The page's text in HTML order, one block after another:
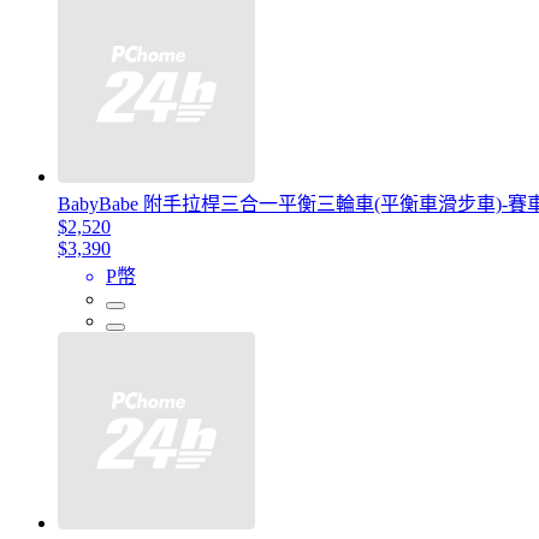
BabyBabe 附手拉桿三合一平衡三輪車(平衡車滑步車)-賽
$2,520
$3,390
P幣